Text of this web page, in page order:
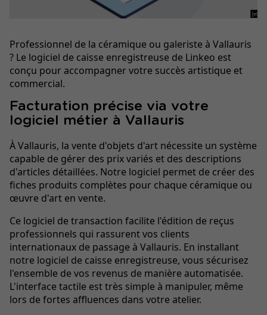
Professionnel de la céramique ou galeriste à Vallauris
? Le logiciel de caisse enregistreuse de Linkeo est
conçu pour accompagner votre succès artistique et
commercial.
Facturation précise via votre
logiciel métier à Vallauris
À Vallauris, la vente d'objets d'art nécessite un système
capable de gérer des prix variés et des descriptions
d'articles détaillées. Notre logiciel permet de créer des
fiches produits complètes pour chaque céramique ou
œuvre d'art en vente.
Ce logiciel de transaction facilite l'édition de reçus
professionnels qui rassurent vos clients
internationaux de passage à Vallauris. En installant
notre logiciel de caisse enregistreuse, vous sécurisez
l'ensemble de vos revenus de manière automatisée.
L'interface tactile est très simple à manipuler, même
lors de fortes affluences dans votre atelier.